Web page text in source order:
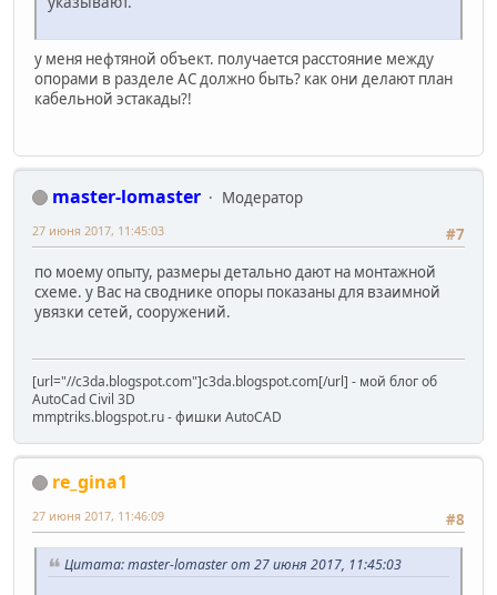
у меня нефтяной объект. получается расстояние между
опорами в разделе АС должно быть? как они делают план
кабельной эстакады?!
master-lomaster
Модератор
#7
27 июня 2017, 11:45:03
по моему опыту, размеры детально дают на монтажной
схеме. у Вас на своднике опоры показаны для взаимной
увязки сетей, сооружений.
[url="//c3da.blogspot.com"]c3da.blogspot.com[/url] - мой блог об
AutoCad Civil 3D
mmptriks.blogspot.ru - фишки AutoCAD
re_gina1
#8
27 июня 2017, 11:46:09
Цитата: master-lomaster от 27 июня 2017, 11:45:03